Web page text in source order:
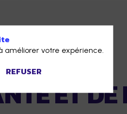
ET
améliorer votre expérience.
REFUSER